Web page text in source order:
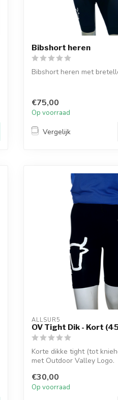
Bibshort heren
Bibshort heren met
€75,00
Op voorraad
Vergelijk
ALLSUR5
OV Tight Dik - Kort
Korte dikke tight (tot
met Outdoor Valley Logo.
€30,00
Op voorraad